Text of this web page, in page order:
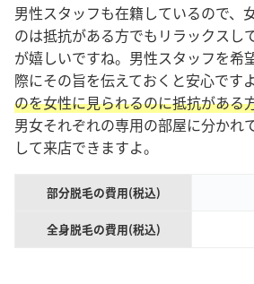
男性スタッフも在籍しているので、
のは抵抗がある方でもリラックスし
が嬉しいですね。男性スタッフを希
際にその旨を伝えておくと安心ですよ
のを女性に見られるのに抵抗がある
男女それぞれの専用の部屋に分かれ
して来店できますよ。
部分脱毛の費用(税込)
全身脱毛の費用(税込)